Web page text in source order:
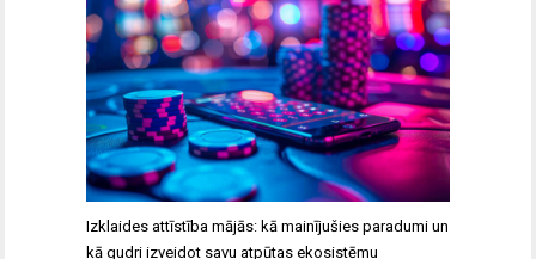
Izklaides attīstība mājās: kā mainījušies paradumi un
kā gudri izveidot savu atpūtas ekosistēmu